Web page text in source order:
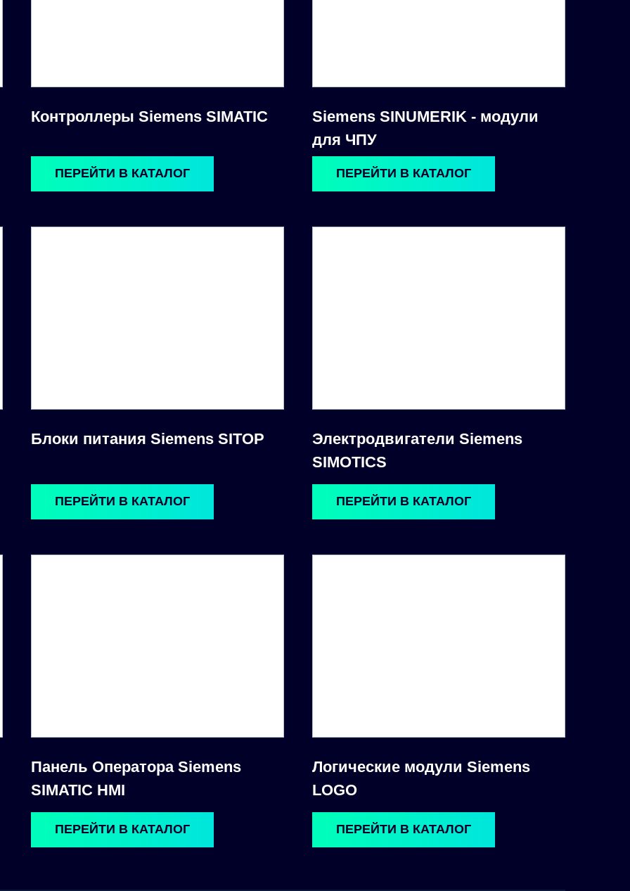
Контроллеры Siemens SIMATIC
Siemens SINUMERIK - модули
для ЧПУ
ПЕРЕЙТИ В КАТАЛОГ ПЕРЕЙТИ В КАТАЛОГ
Блоки питания Siemens SITOP
Электродвигатели Siemens
SIMOTICS
ПЕРЕЙТИ В КАТАЛОГ ПЕРЕЙТИ В КАТАЛОГ
Панель Оператора Siemens
SIMATIC HMI
Логические модули Siemens
LOGO
ПЕРЕЙТИ В КАТАЛОГ ПЕРЕЙТИ В КАТАЛОГ